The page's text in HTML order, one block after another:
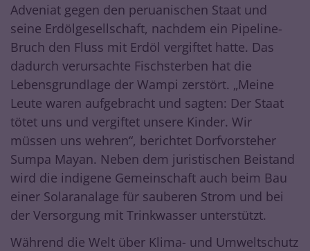
Adveniat gegen den peruanischen Staat und
seine Erdölgesellschaft, nachdem ein Pipeline-
Bruch den Fluss mit Erdöl vergiftet hatte. Das
dadurch verursachte Fischsterben hat die
Lebensgrundlage der Wampi zerstört. „Meine
Leute waren aufgebracht und sagten: Der Staat
tötet uns und vergiftet unsere Kinder. Wir
müssen uns wehren“, berichtet Dorfvorsteher
Sumpa Mayan. Neben dem juristischen Beistand
wird die indigene Gemeinschaft auch beim Bau
einer Solaranalage für sauberen Strom und bei
der Versorgung mit Trinkwasser unterstützt.
Während die Welt über Klima- und Umweltschutz